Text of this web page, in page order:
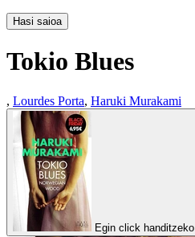
Hasi saioa
Tokio Blues
, Lourdes Porta, Haruki Murakami
Egin click handitzeko